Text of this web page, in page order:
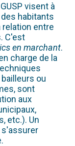
visent à
habitants
relation entre
C'est
en marchant.
charge de la
ou
sont
aux
etc.). Un